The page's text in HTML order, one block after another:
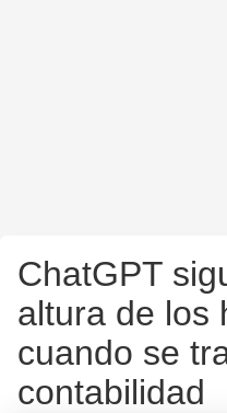
ChatGPT
altura de los
cuando se
contabilidad